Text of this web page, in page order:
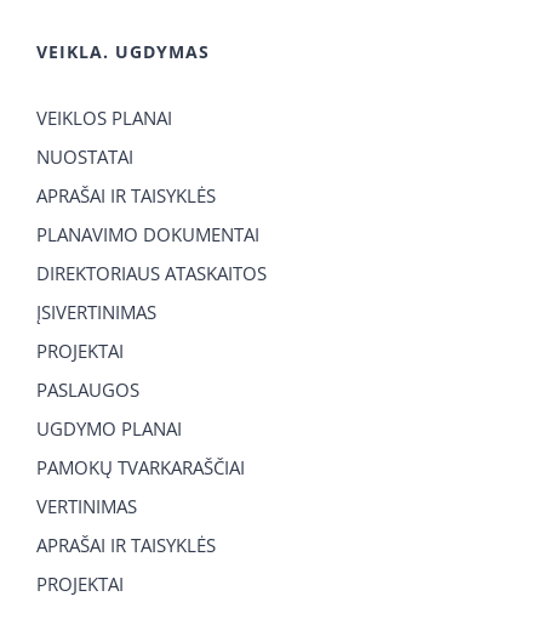
VEIKLA. UGDYMAS
VEIKLOS PLANAI
NUOSTATAI
APRAŠAI IR TAISYKLĖS
PLANAVIMO DOKUMENTAI
DIREKTORIAUS ATASKAITOS
ĮSIVERTINIMAS
PROJEKTAI
PASLAUGOS
UGDYMO PLANAI
PAMOKŲ TVARKARAŠČIAI
VERTINIMAS
APRAŠAI IR TAISYKLĖS
PROJEKTAI